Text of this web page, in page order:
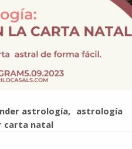
astrología
astrología
carta natal